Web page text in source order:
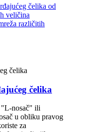
različitih
čelika
"L-nosač" ili
u obliku pravog
za